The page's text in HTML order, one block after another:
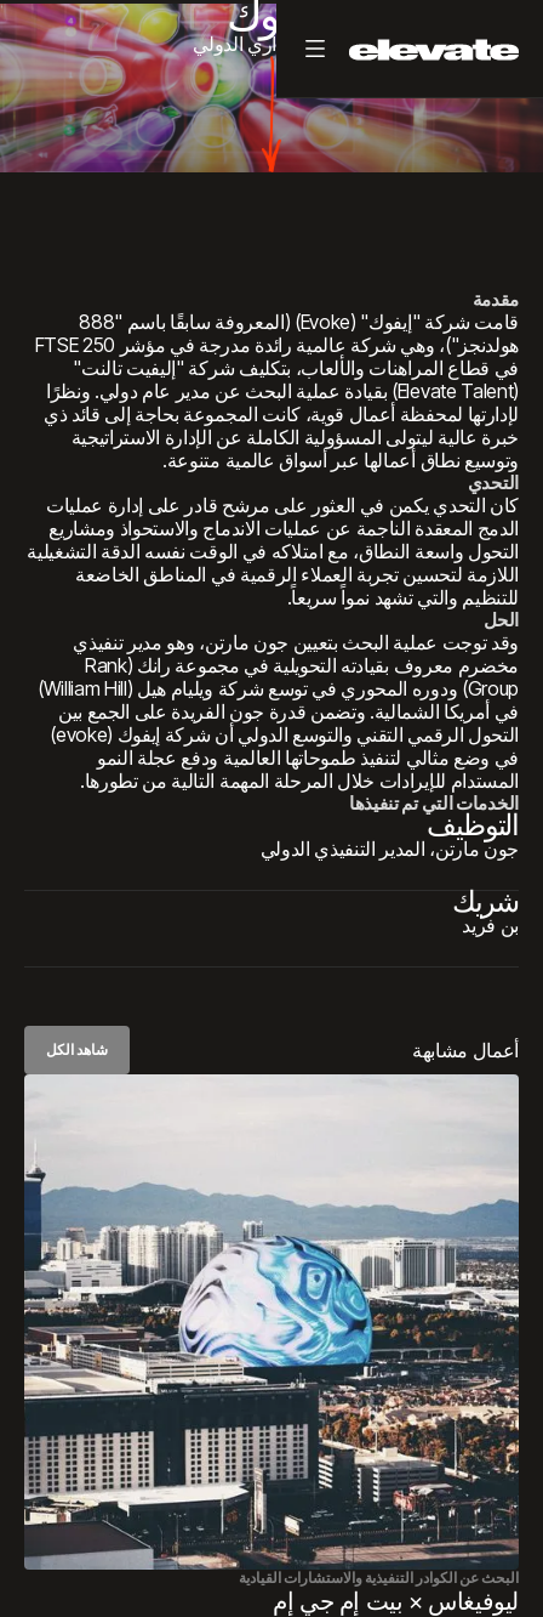
إيفوك
المدير الإداري الدولي
مقدمة
قامت شركة "إيفوك" (Evoke) (المعروفة سابقًا باسم "888
هولدنجز")، وهي شركة عالمية رائدة مدرجة في مؤشر FTSE 250
في قطاع المراهنات والألعاب، بتكليف شركة "إليفيت تالنت"
(Elevate Talent) بقيادة عملية البحث عن مدير عام دولي. ونظرًا
لإدارتها لمحفظة أعمال قوية، كانت المجموعة بحاجة إلى قائد ذي
خبرة عالية ليتولى المسؤولية الكاملة عن الإدارة الاستراتيجية
وتوسيع نطاق أعمالها عبر أسواق عالمية متنوعة.
التحدي
كان التحدي يكمن في العثور على مرشح قادر على إدارة عمليات
الدمج المعقدة الناجمة عن عمليات الاندماج والاستحواذ ومشاريع
التحول واسعة النطاق، مع امتلاكه في الوقت نفسه الدقة التشغيلية
اللازمة لتحسين تجربة العملاء الرقمية في المناطق الخاضعة
للتنظيم والتي تشهد نمواً سريعاً.
الحل
وقد توجت عملية البحث بتعيين جون مارتن، وهو مدير تنفيذي
مخضرم معروف بقيادته التحويلية في مجموعة رانك (Rank
Group) ودوره المحوري في توسع شركة ويليام هيل (William Hill)
في أمريكا الشمالية. وتضمن قدرة جون الفريدة على الجمع بين
التحول الرقمي التقني والتوسع الدولي أن شركة إيفوك (evoke)
في وضع مثالي لتنفيذ طموحاتها العالمية ودفع عجلة النمو
المستدام للإيرادات خلال المرحلة المهمة التالية من تطورها.
الخدمات التي تم تنفيذها
التوظيف
جون مارتن، المدير التنفيذي الدولي
شريك
بن فريد
أعمال مشابهة شاهد الكل
البحث عن الكوادر التنفيذية والاستشارات القيادية
ليوفيغاس × بيت إم جي إم